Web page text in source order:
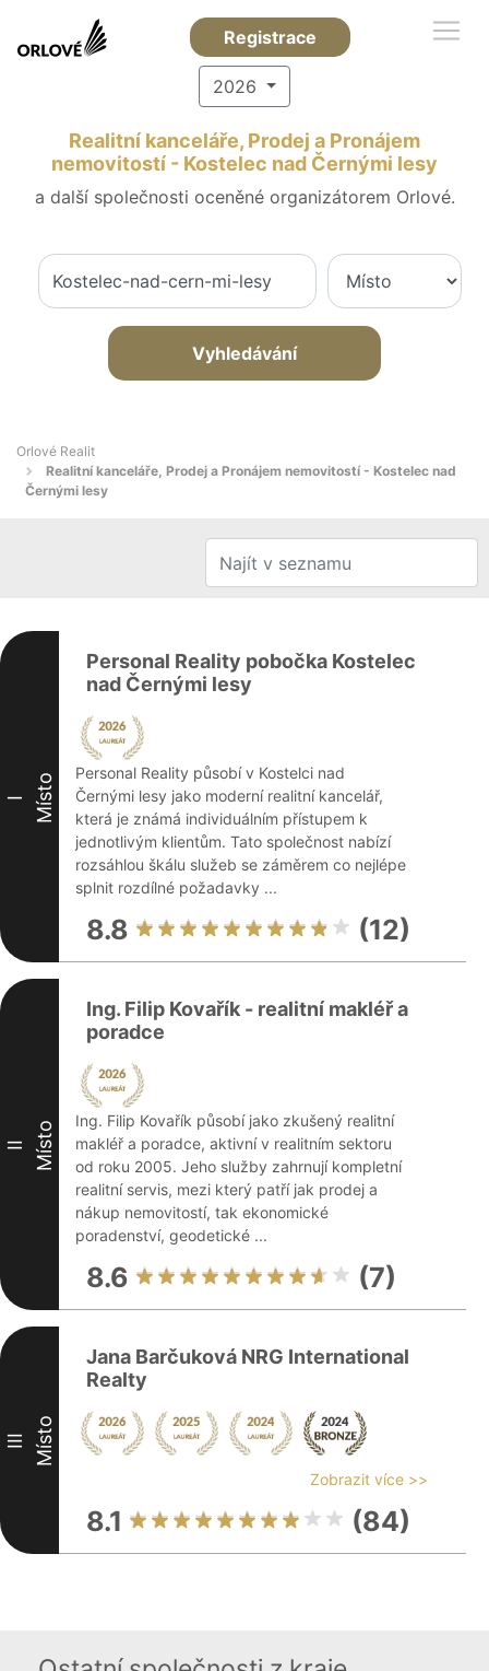
Registrace
2026
Realitní kanceláře, Prodej a Pronájem
nemovitostí - Kostelec nad Černými lesy
a další společnosti oceněné organizátorem Orlové.
Vyhledávání
Orlové Realit
Realitní kanceláře, Prodej a Pronájem nemovitostí - Kostelec nad
Černými lesy
I Místo
Personal Reality pobočka Kostelec
nad Černými lesy
Personal Reality působí v Kostelci nad
Černými lesy jako moderní realitní kancelář,
která je známá individuálním přístupem k
jednotlivým klientům. Tato společnost nabízí
rozsáhlou škálu služeb se záměrem co nejlépe
splnit rozdílné požadavky ...
8.8 (12)
II Místo
Ing. Filip Kovařík - realitní makléř a
poradce
Ing. Filip Kovařík působí jako zkušený realitní
makléř a poradce, aktivní v realitním sektoru
od roku 2005. Jeho služby zahrnují kompletní
realitní servis, mezi který patří jak prodej a
nákup nemovitostí, tak ekonomické
poradenství, geodetické ...
8.6 (7)
III Místo
Jana Barčuková NRG International
Realty
Zobrazit více >>
8.1 (84)